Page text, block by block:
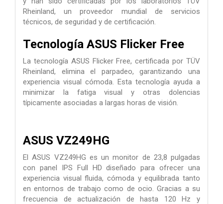
Rheinland, un proveedor mundial de servicios
técnicos, de seguridad y de certificación.
Tecnología ASUS Flicker Free
La tecnología ASUS Flicker Free, certificada por TÜV
Rheinland, elimina el parpadeo, garantizando una
experiencia visual cómoda. Esta tecnología ayuda a
minimizar la fatiga visual y otras dolencias
típicamente asociadas a largas horas de visión.
ASUS VZ249HG
El ASUS VZ249HG es un monitor de 23,8 pulgadas
con panel IPS Full HD diseñado para ofrecer una
experiencia visual fluida, cómoda y equilibrada tanto
en entornos de trabajo como de ocio. Gracias a su
frecuencia de actualización de hasta 120 Hz y